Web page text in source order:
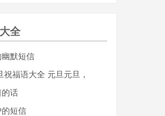
全
默短信
福语大全 元旦元旦，
的话
的短信